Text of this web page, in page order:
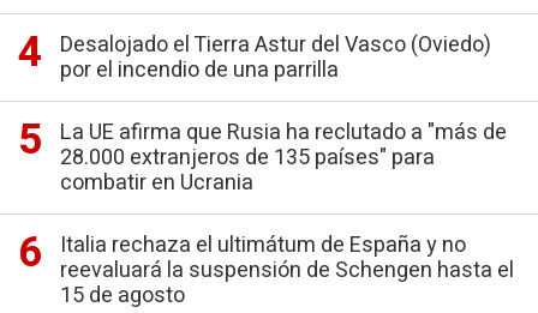
Desalojado el Tierra Astur del Vasco (Oviedo)
por el incendio de una parrilla
La UE afirma que Rusia ha reclutado a "más de
28.000 extranjeros de 135 países" para
combatir en Ucrania
Italia rechaza el ultimátum de España y no
reevaluará la suspensión de Schengen hasta el
15 de agosto